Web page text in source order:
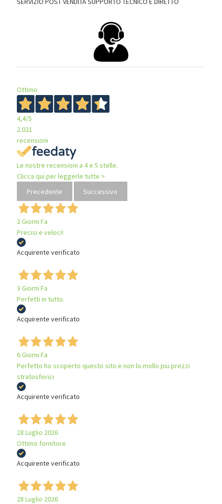
Ottimo
4,4/5
2.021
recensioni
Le nostre recensioni a 4 e 5 stelle.
Clicca qui per leggerle tutte >
Precedente
Successivo
2 Giorni Fa
Precisi e veloci!
Acquirente verificato
3 Giorni Fa
Perfetti in tutto.
Acquirente verificato
6 Giorni Fa
Perfetto ho scoperto questo sito e non lo.mollo piu prezzi
stratosferici
Acquirente verificato
28 Luglio 2026
Ottimo fornitore
Acquirente verificato
28 Luglio 2026